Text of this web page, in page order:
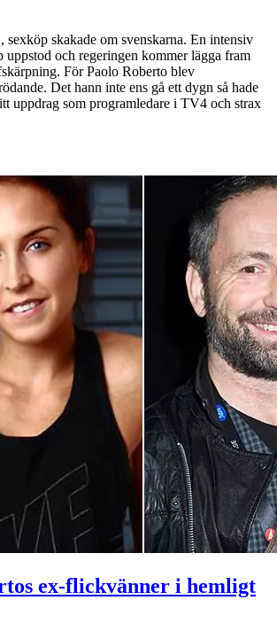
sexköp skakade om svenskarna. En intensiv
uppstod och regeringen kommer lägga fram
För Paolo Roberto blev
Det hann inte ens gå ett dygn så hade
uppdrag som programledare i TV4 och strax
ex-flickvänner i hemligt